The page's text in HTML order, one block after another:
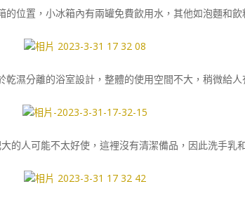
位置，小冰箱內有兩罐免費飲用水，其他如泡麵和飲
濕分離的浴室設計，整體的使用空間不大，稍微給人
的人可能不太好使，這裡沒有清潔備品，因此洗手乳